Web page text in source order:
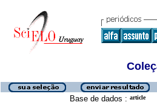
Base de dados : article